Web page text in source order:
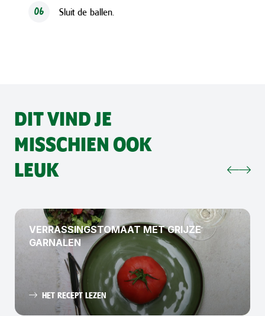
06 Sluit de ballen.
DIT VIND JE
MISSCHIEN OOK
LEUK
VERRASSINGSTOMAAT MET GRIJZE
GARNALEN
HET RECEPT LEZEN